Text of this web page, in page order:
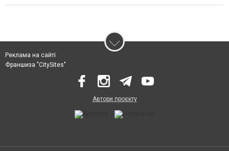
Реклама на сайті
Франшиза "CitySites"
Автори проєкту